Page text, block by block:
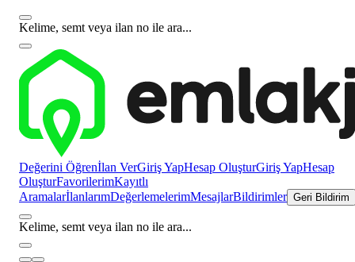
Kelime, semt veya ilan no ile ara...
Değerini Öğrenİlan VerGiriş YapHesap OluşturGiriş YapHesap
OluşturFavorilerimKayıtlı
AramalarİlanlarımDeğerlemelerimMesajlarBildirimler Geri Bildirim
Kelime, semt veya ilan no ile ara...